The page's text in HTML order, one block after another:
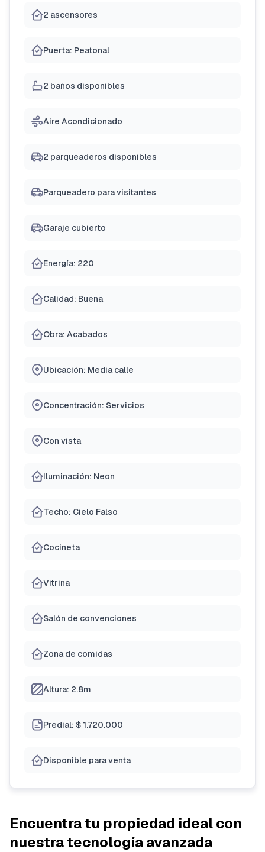
2 ascensores
Puerta: Peatonal
2 baños disponibles
Aire Acondicionado
2 parqueaderos disponibles
Parqueadero para visitantes
Garaje cubierto
Energía: 220
Calidad: Buena
Obra: Acabados
Ubicación: Media calle
Concentración: Servicios
Con vista
Iluminación: Neon
Techo: Cielo Falso
Cocineta
Vitrina
Salón de convenciones
Zona de comidas
Altura: 2.8m
Predial: $ 1.720.000
Disponible para venta
Encuentra tu propiedad ideal con
nuestra tecnología avanzada